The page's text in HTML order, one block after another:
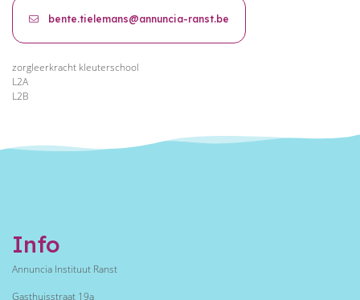
bente.tielemans@annuncia-ranst.be
zorgleerkracht kleuterschool
L2A
L2B
Info
Annuncia Instituut Ranst
Gasthuisstraat 19a